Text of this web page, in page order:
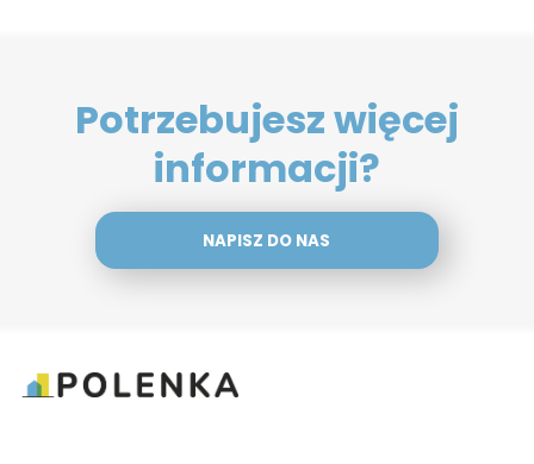
Potrzebujesz więcej
informacji?
NAPISZ DO NAS